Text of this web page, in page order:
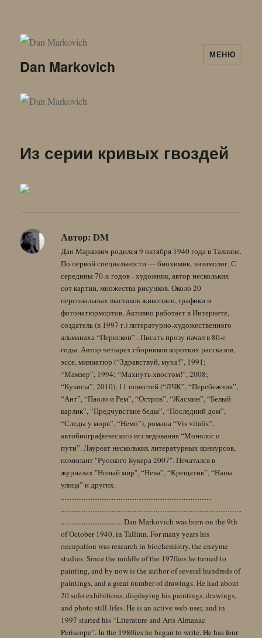
Dan Markovich
МЕНЮ
Из серии кривых гвоздей
Автор: DM
Дан Маркович родился 9 октября 1940 года в Таллине.
По первой специальности — биохимик, энзимолог. С
середины 70-х годов - художник, автор нескольких
сот картин, множества рисунков. Около 20
персональных выставок живописи, графики и
фотонатюрмортов. Активно работает в Интернете,
создатель (в 1997 г.) литературно-художественного
альманаха “Перископ” . Писать прозу начал в 80-е
годы. Автор четырех сборников коротких рассказов,
эссе, миниатюр (“Здравствуй, муха!”, 1991;
“Мамзер”, 1994; “Махнуть хвостом!”, 2008;
“Кукисы”, 2010), 11 повестей (“ЛЧК”, “Перебежчик”,
“Ант”, “Паоло и Рем”, “Остров”, “Жасмин”, “Белый
карлик”, “Предчувствие беды”, “Последний дом”,
“Следы у моря”, “Немо”), романа “Vis vitalis”,
автобиографического исследования “Монолог о
пути”. Лауреат нескольких литературных конкурсов,
номинант "Русского Букера 2007". Печатался в
журналах "Новый мир", “Нева”, “Крещатик”, “Наша
улица” и других.
......................................................................................
.......................................................................................................
................................... Dan Markovich was born on the 9th
of October 1940, in Tallinn. For many years his
occupation was research in biochemistry, the enzyme
studies. Since the middle of the 1970ies he turned to
painting, and by now is the author of several hundreds of
paintings, and a great number of drawings. He had about
20 solo exhibitions, displaying his paintings, drawings,
and photo still-lifes. He is an active web-user, and in
1997 started his “Literature and Arts Almanac
Periscope”. In the 1980ies he began to write. He has four